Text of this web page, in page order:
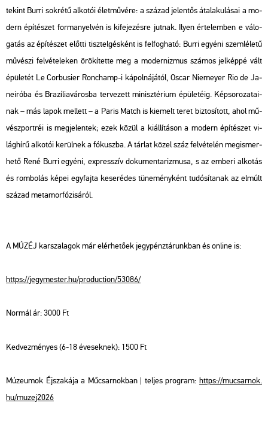
te­kint Burri sok­ré­tű al­ko­tói élet­mű­vé­re: a szá­zad je­len­tős át­ala­ku­lá­sai a mo­
dern épí­té­szet for­ma­nyel­vén is ki­fe­je­zés­re jut­nak. Ilyen ér­te­lem­ben e vá­lo­
ga­tás az épí­té­szet előt­ti tisz­tel­gés­ként is fel­fog­ha­tó: Burri egyé­ni szem­lé­le­tű
mű­vé­szi fel­vé­te­le­ken örö­kí­tet­te meg a mo­der­niz­mus szá­mos jel­kép­pé vált
épü­le­tét Le Cor­bu­si­er Ronc­hamp-i ká­pol­ná­já­tól, Oscar Ni­e­meyer Rio de Ja­
nei­ró­ba és Bra­zí­lia­vá­ros­ba ter­ve­zett mi­nisz­té­ri­um épü­le­té­ig. Kép­so­ro­za­ta­i­
nak – más lapok mel­lett – a Paris Matchis ki­emelt teret biz­to­sí­tott, ahol mű­
vész­port­réi is meg­je­len­tek; ezek közül a ki­ál­lí­tá­son a mo­dern épí­té­szet vi­
lág­hí­rű al­ko­tói ke­rül­nek a fó­kusz­ba. A tár­lat közel száz fel­vé­te­lén meg­is­mer­
he­tő René Burri egyé­ni, exp­resszív do­ku­men­ta­riz­mu­sa, s az em­be­ri al­ko­tás
és rom­bo­lás képei egy­faj­ta ke­ser­édes tü­ne­mény­ként tu­dó­sí­ta­nak az el­múlt
szá­zad me­ta­mor­fó­zi­sá­ról.
A MÚZÉJ kar­sza­la­gok már el­ér­he­tő­ek jegy­pénz­tá­runk­ban és on­line is:
https://​jegy­mes­ter.​hu/​pro­duc­ti­on/​53086/
Nor­mál ár: 3000 Ft
Ked­vez­mé­nyes (6-18 éve­sek­nek): 1500 Ft
Mú­ze­u­mok Éj­sza­ká­ja a Mű­csar­nok­ban | tel­jes prog­ram: https://​mu­csar­nok.​
hu/​mu­zej2026